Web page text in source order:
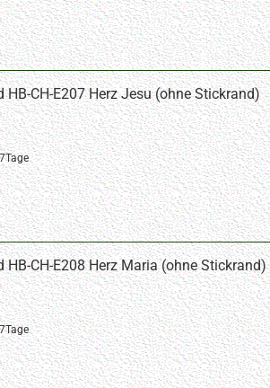
HB-CH-E207 Herz Jesu (ohne Stickrand)
HB-CH-E208 Herz Maria (ohne Stickrand)